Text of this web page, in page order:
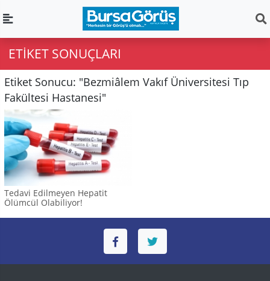
ETIKET SONUÇLARI
Etiket Sonucu: "Bezmiâlem Vakıf Üniversitesi Tıp
Fakültesi Hastanesi"
Tedavi Edilmeyen Hepatit
Ölümcül Olabiliyor!